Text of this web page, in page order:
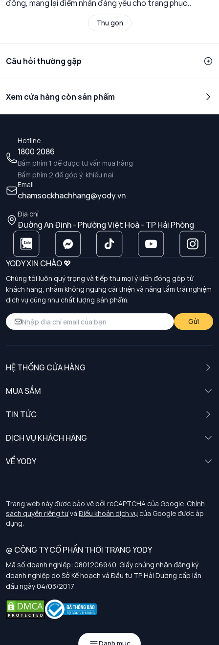
động, mang lại điểm nhấn đáng yêu cho trang phục..
Thu gọn
Câu hỏi thường gặp
Xem cửa hàng còn sản phẩm
Hotline
1800 2086
Bấm phím 1 để được tư vấn mua hàng
Bấm phím 2 để góp ý, khiếu nại
Email
chamsockhachhang@yody.vn
Địa chỉ
Đường An Định - Phường Việt Hoà - TP Hải Phòng
YODY XIN CHÀO 💖
Chúng tôi luôn quý trọng và tiếp thu mọi ý kiến đóng góp từ
khách hàng, nhằm không ngừng cải thiện và nâng tầm trải nghiệm
dịch vụ cũng như chất lượng sản phẩm.
Gửi
HỆ THỐNG CỬA HÀNG
MUA SẮM
TIN TỨC
DỊCH VỤ KHÁCH HÀNG
Chính sách khách hàng thân thiết
Chính sách bảo vệ dữ liệu cá nhân
Chính sách thanh toán, giao nhận
Chính sách chất lượng và an toàn sức khoẻ nghề nghiệp
Chính sách đơn đồng phục
Hướng dẫn chọn kích thước
VỀ YODY
Tuyển dụng
Trang web này được bảo vệ bởi reCAPTCHA của Google. Chính
sách quyền riêng tưvà Điều khoản dịch vụ của Google được áp
dụng.
@ CÔNG TY CỔ PHẦN THỜI TRANG YODY
Mã số doanh nghiệp: 0801206940. Giấy chứng nhận đăng ký
doanh nghiệp do Sở Kế hoạch và Đầu tư TP Hải Dương cấp lần
đầu ngày 04/03/2017